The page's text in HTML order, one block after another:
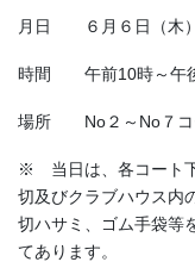
月日 ６月６日（木）
時間 午前10時～午後
場所 No２～No７コ
※ 当日は、各コート
切及びクラブハウス内
切ハサミ、ゴム手袋等
てあります。